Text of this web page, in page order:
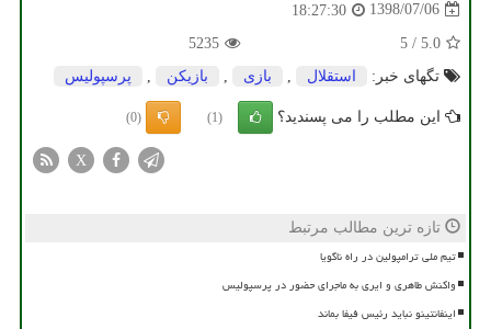
1398/07/06
18:27:30
5.0
/
5
5235
تگهای خبر:
استقلال بازی بازیكن پرسپولیس
این مطلب را می پسندید؟ (1)
(0)
X
تازه ترین مطالب مرتبط
تیم ملی ترامپولین در راه ناگویا
واکنش طاهری و ایری به ماجرای حضور در پرسپولیس
اینفانتینو نباید رئیس فیفا بماند